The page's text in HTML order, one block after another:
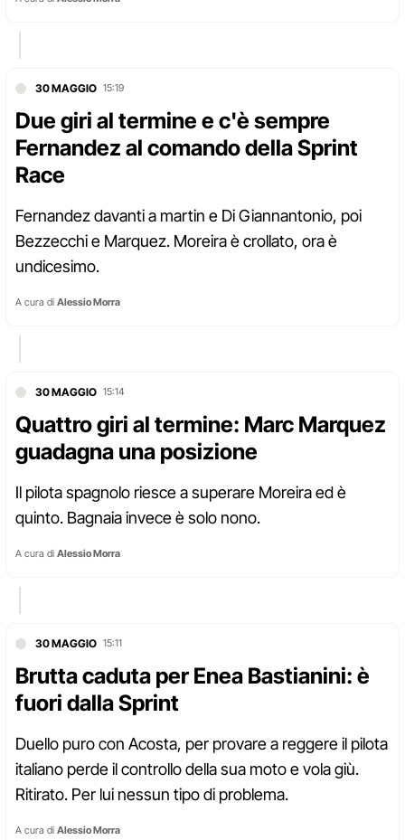
30 MAGGIO 15:19
Due giri al termine e c'è sempre
Fernandez al comando della Sprint
Race
Fernandez davanti a martin e Di Giannantonio, poi
Bezzecchi e Marquez. Moreira è crollato, ora è
undicesimo.
A cura di Alessio Morra
30 MAGGIO 15:14
Quattro giri al termine: Marc Marquez
guadagna una posizione
Il pilota spagnolo riesce a superare Moreira ed è
quinto. Bagnaia invece è solo nono.
A cura di Alessio Morra
30 MAGGIO 15:11
Brutta caduta per Enea Bastianini: è
fuori dalla Sprint
Duello puro con Acosta, per provare a reggere il pilota
italiano perde il controllo della sua moto e vola giù.
Ritirato. Per lui nessun tipo di problema.
A cura di Alessio Morra